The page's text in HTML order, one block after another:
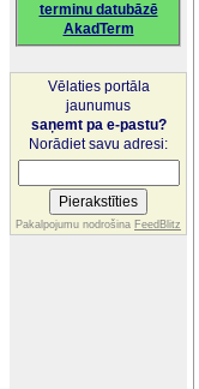
terminu datubāzē
AkadTerm
Vēlaties portāla
jaunumus
saņemt pa e-pastu?
Norādiet savu adresi:
Pakalpojumu nodrošina FeedBlitz